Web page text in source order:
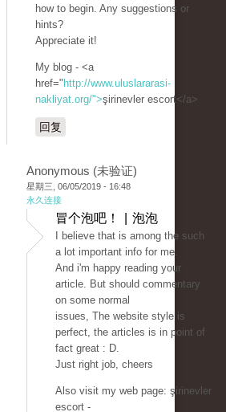
how to begin. Any suggestions or
hints?
Appreciate it!
My blog - <a
href=" http://www.uluslararasi-
nakliyat.org/">şirinevler escort</a>
回复
Anonymous (未验证)
星期三, 06/05/2019 - 16:48
永久连接
冒个泡吧！ | 泡泡
I believe that is among the such
a lot important info for me.
And i'm happy reading your
article. But should commentary
on some normal
issues, The website style is
perfect, the articles is in point of
fact great : D.
Just right job, cheers
Also visit my web page: şirinevler
escort -